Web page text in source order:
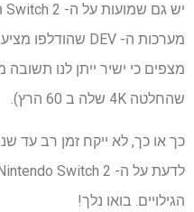
מצפים כי ישיר ייתן לנו תשובה
שהחלטה 4K שלה ב 60 הרץ).
כך או כך, לא ייקח זמן רב עד
הגילויים. בואו נלך!